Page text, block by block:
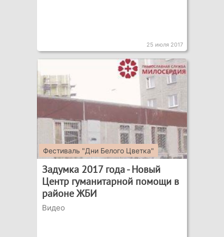
25 июля 2017
Фестиваль "Дни Белого Цветка"
Задумка 2017 года - Новый
Центр гуманитарной помощи в
районе ЖБИ
Видео